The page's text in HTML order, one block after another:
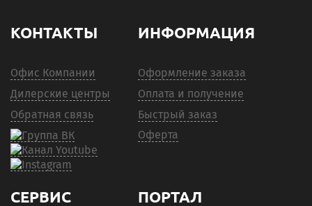
КОНТАКТЫ
Офис Компании
Дилерские центры
Обратная связь
ИНФОРМАЦИЯ
Оформление заказа
Оплата и получение
Быстрый заказ
Оферта
СЕРВИС ПОРТАЛ